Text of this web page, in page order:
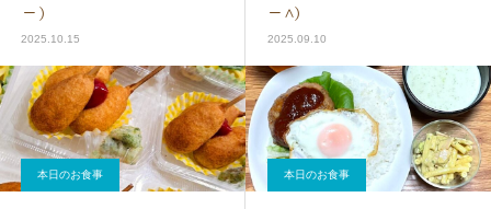
ー)
2025.10.15
ー^)
2025.09.10
本日のお食事 本日のお食事